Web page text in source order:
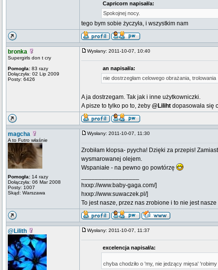
Capricorn napisał/a:
Spokojnej nocy.
tego bym sobie życzyła, i wszystkim nam
bronka
Supergirls don t cry
Pomogła: 83 razy
Dołączyła: 02 Lip 2009
Posty: 6426
Wysłany: 2011-10-07, 10:40
an napisał/a:
nie dostrzegłam celowego obrażania, trolowania
A ja dostrzegam. Tak jak i inne użytkowniczki.
A pisze to tylko po to, żeby @Liliht dopasowała się
magcha
A to Futro właśnie
Pomogła: 14 razy
Dołączyła: 06 Mar 2008
Posty: 1007
Skąd: Warszawa
Wysłany: 2011-10-07, 11:30
Zrobiłam klopsa- pyycha! Dzięki za przepis!
wysmarowanej olejem.
Wspaniałe - na pewno go powtórzę
hxxp://www.baby-gaga.com/]
hxxp://www.suwaczek.pl/]
To jest nasze, przez nas zrobione i to nie jest nasze
@Lilith Wysłany: 2011-10-07, 11:37
excelencja napisał/a:
chyba chodziło o 'my, nie jedzący mięsa' 'robimy